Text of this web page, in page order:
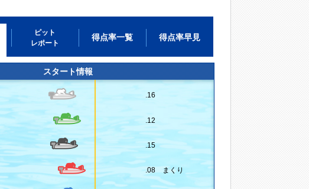
ピット
レポート
得点率一覧 得点率早見
スタート情報
.16
.12
.15
.08 まくり